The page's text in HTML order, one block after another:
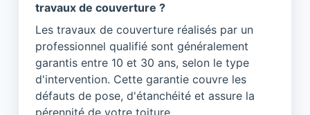
travaux de couverture ?
Les travaux de couverture réalisés par un
professionnel qualifié sont généralement
garantis entre 10 et 30 ans, selon le type
d'intervention. Cette garantie couvre les
défauts de pose, d'étanchéité et assure la
pérennité de votre toiture.